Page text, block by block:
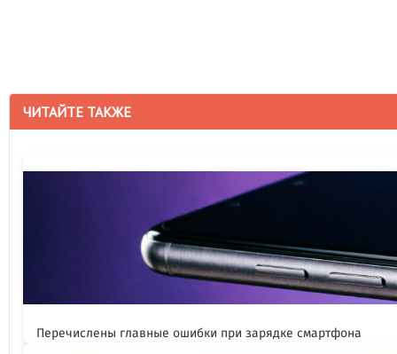
ЧИТАЙТЕ ТАКЖЕ
Перечислены главные ошибки при зарядке смартфона